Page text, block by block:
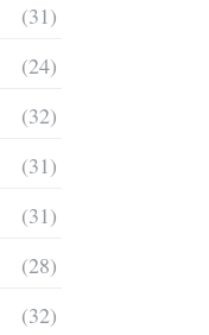
(31)
(24)
(32)
(31)
(31)
(28)
(32)